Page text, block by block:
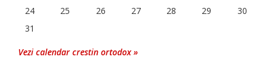
24
25 26 27 28 29
30
31
Vezi calendar crestin ortodox »